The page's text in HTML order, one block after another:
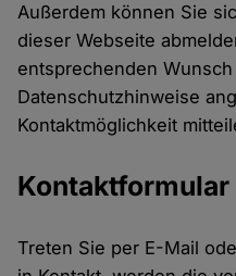
Außerdem können Sie
dieser Webseite
entsprechenden
Datenschutzhinweise
Kontaktmöglichkeit
Kontaktformular
Treten Sie per E-Mail